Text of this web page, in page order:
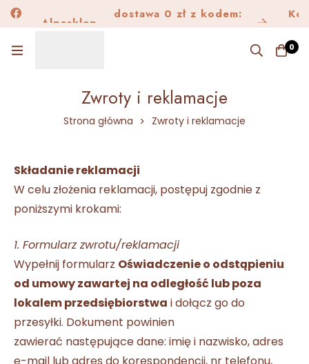
Alpasklep
dostawa 0 zł z kodem:
Dostawa150
0
Zwroty i reklamacje
Strona główna Zwroty i reklamacje
Składanie reklamacji
W celu złożenia reklamacji, postępuj zgodnie z
poniższymi krokami:
1. Formularz zwrotu/reklamacji
Wypełnij formularz Oświadczenie o odstąpieniu
od umowy zawartej na odległość lub poza
lokalem przedsiębiorstwa i dołącz go do
przesyłki. Dokument powinien
zawierać następujące dane: imię i nazwisko, adres